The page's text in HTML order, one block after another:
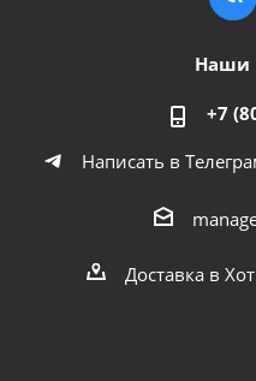
Наши
+7
Написать в
Доставка в